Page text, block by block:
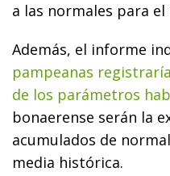
a las normales para
Además, el informe
pampeanas
de los parámetros
bonaerense serán la
acumulados de
media histórica.